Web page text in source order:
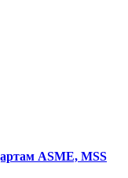
ASME, MSS